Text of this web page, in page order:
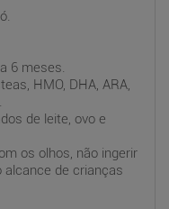
6 meses.
HMO, DHA, ARA,
de leite, ovo e
os olhos, não ingerir
alcance de crianças